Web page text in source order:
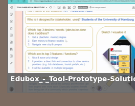
Edubox_-_Tool-Prototype-